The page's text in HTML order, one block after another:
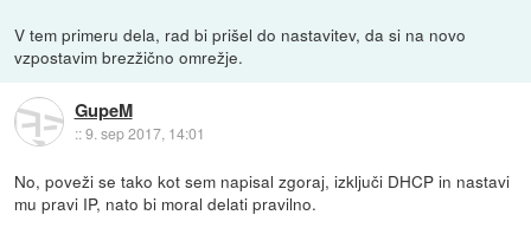
V tem primeru dela, rad bi prišel do nastavitev, da si na novo
vzpostavim brezžično omrežje.
GupeM
::9. sep 2017, 14:01
No, poveži se tako kot sem napisal zgoraj, izključi DHCP in nastavi
mu pravi IP, nato bi moral delati pravilno.